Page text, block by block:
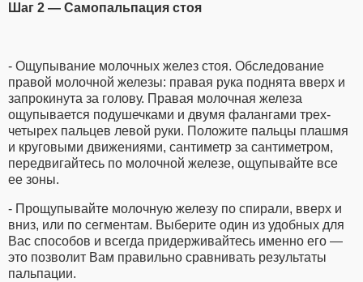
Шаг 2 — Самопальпация стоя
- Ощупывание молочных желез стоя. Обследование
правой молочной железы: правая рука поднята вверх и
запрокинута за голову. Правая молочная железа
ощупывается подушечками и двумя фалангами трех-
четырех пальцев левой руки. Положите пальцы плашмя
и круговыми движениями, сантиметр за сантиметром,
передвигайтесь по молочной железе, ощупывайте все
ее зоны.
- Прощупывайте молочную железу по спирали, вверх и
вниз, или по сегментам. Выберите один из удобных для
Вас способов и всегда придерживайтесь именно его —
это позволит Вам правильно сравнивать результаты
пальпации.